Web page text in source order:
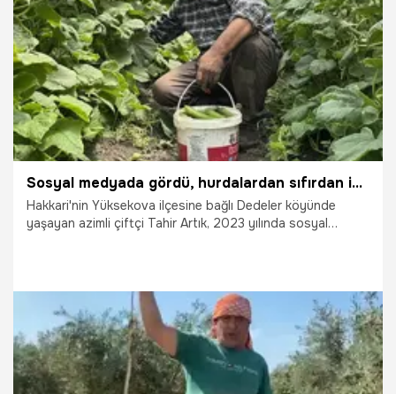
Sosyal medyada gördü, hurdalardan sıfırdan inşa etti: Sera sayısını 6'ya çıkardı, gece gündüz üretim yapıyor!
Hakkari'nin Yüksekova ilçesine bağlı Dedeler köyünde
yaşayan azimli çiftçi Tahir Artık, 2023 yılında sosyal
kendi imkanlarıyla derme çatma bir sera kuran Artık,
sarsılmaz azmi sayesinde bugün üretim alanını fabrikasyon
dev tesislerle genişleterek sera sayısını 6'ya çıkardı.
14.07.2026 Ekonomi